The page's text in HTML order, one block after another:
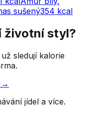
sušený354 kcal
životní styl?
sledují kalorie
→
jídel a více.